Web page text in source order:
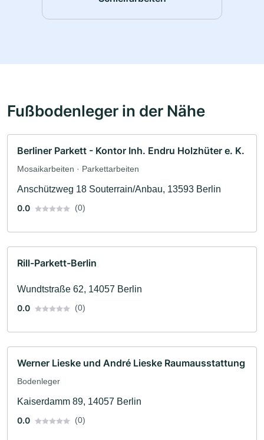
Fußbodenleger in der Nähe
Berliner Parkett - Kontor Inh. Endru Holzhüter e. K.
Mosaikarbeiten · Parkettarbeiten
Anschützweg 18 Souterrain/Anbau, 13593 Berlin
0.0
(0)
Rill-Parkett-Berlin
Wundtstraße 62, 14057 Berlin
0.0
(0)
Werner Lieske und André Lieske Raumausstattung
Bodenleger
Kaiserdamm 89, 14057 Berlin
0.0
(0)